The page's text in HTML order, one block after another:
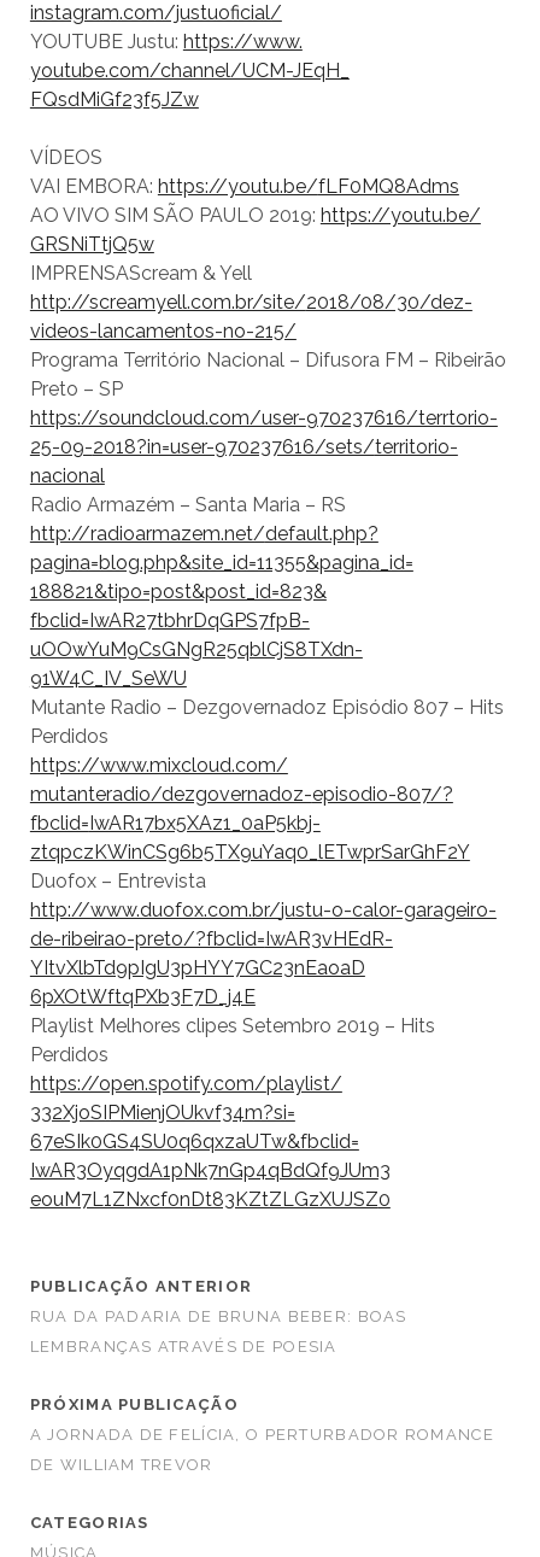
instagram.com/justuoficial/
YOUTUBE Justu: https://www.
youtube.com/channel/UCM-JEqH_
FQsdMiGf23f5JZw
VÍDEOS
VAI EMBORA: https://youtu.be/fLF0MQ8Adms
AO VIVO SIM SÃO PAULO 2019: https://youtu.be/
GRSNiTtjQ5w
IMPRENSAScream & Yell
http://screamyell.com.br/site/2018/08/30/dez-
videos-lancamentos-no-215/
Programa Território Nacional – Difusora FM – Ribeirão
Preto – SP
https://soundcloud.com/user-970237616/terrtorio-
25-09-2018?in=user-970237616/sets/territorio-
nacional
Radio Armazém – Santa Maria – RS
http://radioarmazem.net/default.php?
pagina=blog.php&site_id=11355&pagina_id=
188821&tipo=post&post_id=823&
fbclid=IwAR27tbhrDqGPS7fpB-
uOOwYuM9CsGNgR25qblCjS8TXdn-
91W4C_IV_SeWU
Mutante Radio – Dezgovernadoz Episódio 807 – Hits
Perdidos
https://www.mixcloud.com/
mutanteradio/dezgovernadoz-episodio-807/?
fbclid=IwAR17bx5XAz1_0aP5kbj-
ztqpczKWinCSg6b5TX9uYaq0_ lETwprSarGhF2Y
Duofox – Entrevista
http://www.duofox.com.br/justu-o-calor-garageiro-
de-ribeirao-preto/?fbclid=IwAR3vHEdR-
YItvXlbTd9pIgU3pHYY7GC23nEaoaD
6pXOtWftqPXb3F7D_j4E
Playlist Melhores clipes Setembro 2019 – Hits
Perdidos
https://open.spotify.com/playlist/
332XjoSIPMienjOUkvf34m?si=
67eSIk0GS4SU0q6qxzaUTw&fbclid=
IwAR3OyqgdA1pNk7nGp4qBdQf9JUm3
eouM7L1ZNxcf0nDt83KZtZLGzXUJSZ0
PUBLICAÇÃO ANTERIOR
RUA DA PADARIA DE BRUNA BEBER: BOAS
LEMBRANÇAS ATRAVÉS DE POESIA
PRÓXIMA PUBLICAÇÃO
A JORNADA DE FELÍCIA, O PERTURBADOR ROMANCE
DE WILLIAM TREVOR
CATEGORIAS
MÚSICA